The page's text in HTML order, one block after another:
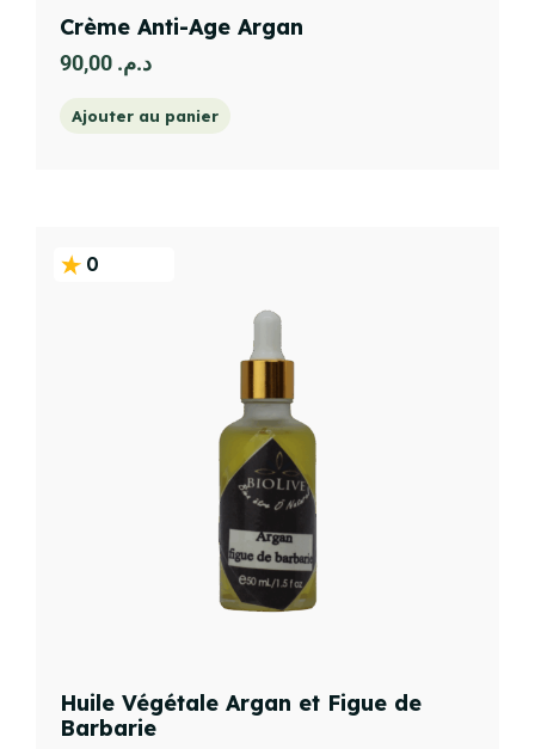
Crème Anti-Age Argan
د.م.
Ajouter au panier
0
Huile Végétale Argan et Figue de
Barbarie